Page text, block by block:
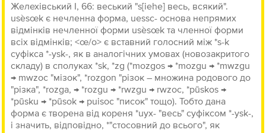
Желехівський І, 66: веський "s[iehe] весь, всякий".
usèsœk є нечленна форма, uessc- основа непрямих
відмінків нечленної форми usèsœk та членної форми
всіх відмінків; <œ/o> є вставний голосний між *s-k
суфікса *-ysk-, як в аналогічних умовах (новозакритого
складу) в сполуках *sk, *zg (*mozgos → *mozgu → *mwzgu
→ mwzoc "мізок", *rozgon "різок – множина родового до
"різка", *rozga, → *rozgu → *rwzgu → rwzoc, *pūskos →
*pūsku → *pūsok → puisoc "писок" тощо). Тобто дана
форма є творена від кореня *uyx- "весь" суфіксом *-ysk-,
і значить, відповідно, *"стосовний до всього", як